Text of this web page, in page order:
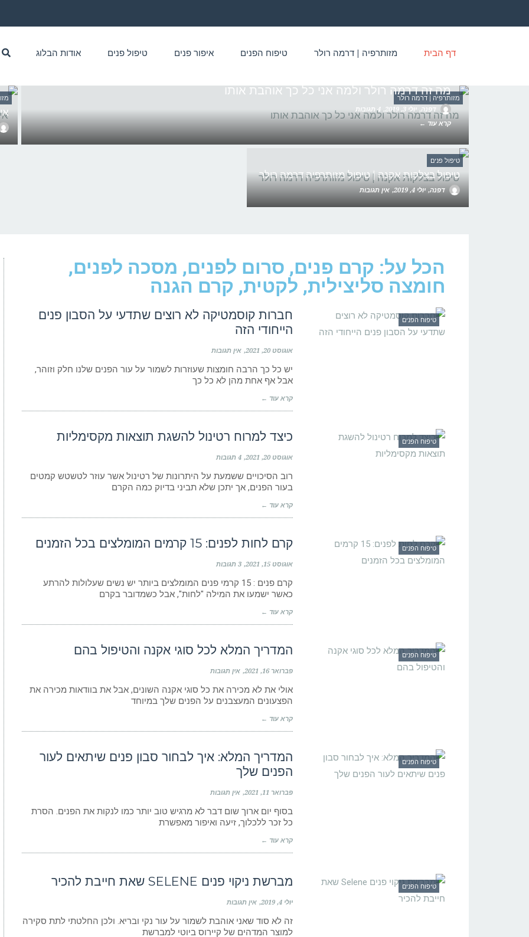
דף הבית מזותרפיה | דרמה רולר טיפוח הפנים איפור פנים טיפול פנים אודות הבלוג
מזותרפיה | דרמה רולר
מה זה דרמה רולר ולמה אני כל כך אוהבת אותו
דפנה יולי 3, 2019
4 תגובות
קרא עוד ←
טיפול פנים
טיפול בצלקות אקנה | טיפול מזותרפיה דרמה רולר
דפנה יולי 4, 2019 אין תגובות
הכל על: קרם פנים, סרום לפנים, מסכה לפנים,
חומצה סליצילית, לקטית, קרם הגנה
טיפוח הפנים
חברות קוסמטיקה לא רוצים שתדעי על הסבון פנים
הייחודי הזה
אוגוסט 20, 2021 אין תגובות
יש כל כך הרבה חומצות שעוזרות לשמור על עור הפנים שלנו חלק וזוהר,
אבל אף אחת מהן לא כל כך
קרא עוד ←
טיפוח הפנים כיצד למרוח רטינול להשגת תוצאות מקסימליות
אוגוסט 20, 2021 4 תגובות
רוב הסיכויים ששמעת על היתרונות של רטינול אשר עוזר לטשטש קמטים
בעור הפנים, אך יתכן שלא תביני בדיוק כמה הקרם
קרא עוד ←
טיפוח הפנים קרם לחות לפנים: 15 קרמים המומלצים בכל הזמנים
אוגוסט 15, 2021 3 תגובות
קרם פנים : 15 קרמי פנים המומלצים ביותר יש נשים שעלולות להרתע
כאשר ישמעו את המילה "לחות", אבל כשמדובר בקרם
קרא עוד ←
טיפוח הפנים המדריך המלא לכל סוגי אקנה והטיפול בהם
פברואר 16, 2021 אין תגובות
אולי את לא מכירה את כל סוגי אקנה השונים, אבל את בוודאות מכירה את
הפצעונים המעצבנים על הפנים שלך במיוחד
קרא עוד ←
טיפוח הפנים
המדריך המלא: איך לבחור סבון פנים שיתאים לעור
הפנים שלך
פברואר 11, 2021 אין תגובות
בסוף יום ארוך שום דבר לא מרגיש טוב יותר כמו לנקות את הפנים. הסרת
כל זכר ללכלוך, זיעה ואיפור מאפשרת
קרא עוד ←
טיפוח הפנים מברשת ניקוי פנים SELENE שאת חייבת להכיר
יולי 4, 2019 אין תגובות
זה לא סוד שאני אוהבת לשמור על עור נקי ובריא. ולכן החלטתי לתת סקירה
למוצר המדהים של קיירוס ביוטי למברשת